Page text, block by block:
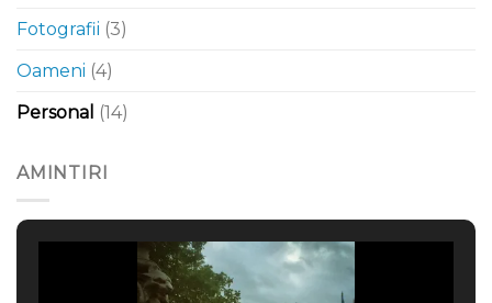
Fotografii (3)
Oameni (4)
Personal (14)
AMINTIRI